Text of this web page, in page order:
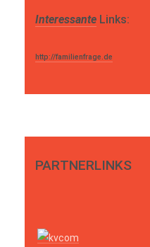
Interessante Links:
http://familienfrage.de
PARTNERLINKS